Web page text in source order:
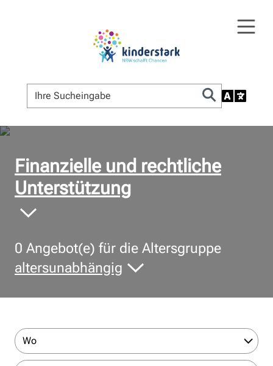
© Bildnachweis
Finanzielle und rechtliche
Unterstützung
0 Angebot(e) für die Altersgruppe
altersunabhängig
Wo